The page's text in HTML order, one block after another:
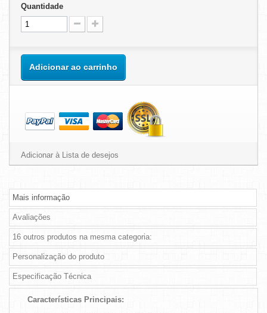
Quantidade
Adicionar ao carrinho
Adicionar à Lista de desejos
Mais informação
Avaliações
16 outros produtos na mesma categoria:
Personalização do produto
Especificação Técnica
Características Principais: